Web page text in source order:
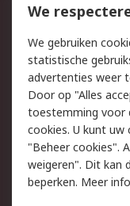
Bestellen
Track & Trace
Wettelijk
Cookiebeleid
Privacybeleid
Algemene
We
We gebruiken
statistische
advertenties weer
Door op "Alles
toestemming voor
cookies. U kunt
"Beheer cookies".
weigeren". Dit kan
beperken. Meer